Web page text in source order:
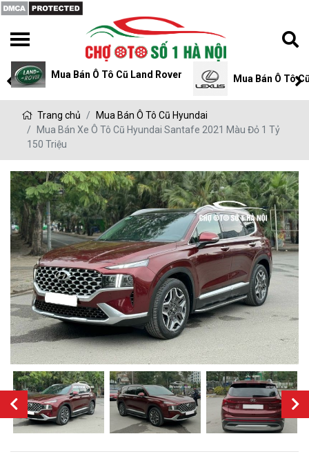
Mua Bán Ô Tô Cũ Lexus
Mua Bán Ô Tô Cũ
Trang chủ
Mua Bán Ô Tô Cũ Hyundai
Mua Bán Xe Ô Tô Cũ Hyundai Santafe 2021 Màu Đỏ 1 Tỷ
150 Triệu